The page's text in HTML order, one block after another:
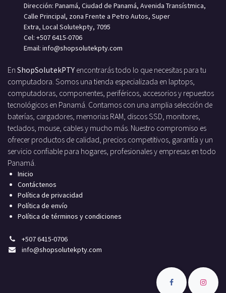
Dirección: Panamá, Ciudad de Panamá, Avenida Transístmica,
Calle Principal, zona Frente a Petro Autos, Super
Extra, Local Solutekpty, 7095
Cel: +507 6415-0706
Email: info@shopsolutekpty.com
En ShopSolutekPTY encontrarás todo lo que necesitas para tu
computadora. Somos una tienda especializada en laptops,
computadoras, componentes, periféricos, accesorios y repuestos
tecnológicos en Panamá. Contamos con una amplia selección de
baterías, cargadores, memorias RAM, discos SSD, monitores,
teclados, mouse, cables y mucho más. Nuestro compromiso es
ofrecer productos de calidad, precios competitivos, garantía y un
servicio confiable para hogares, profesionales y empresas en todo
Panamá.
Inicio
Contáctenos
Política de privacidad
Política de envío
Política de términos y condiciones
+507 6415-0706
info@shopsolutekpty.com